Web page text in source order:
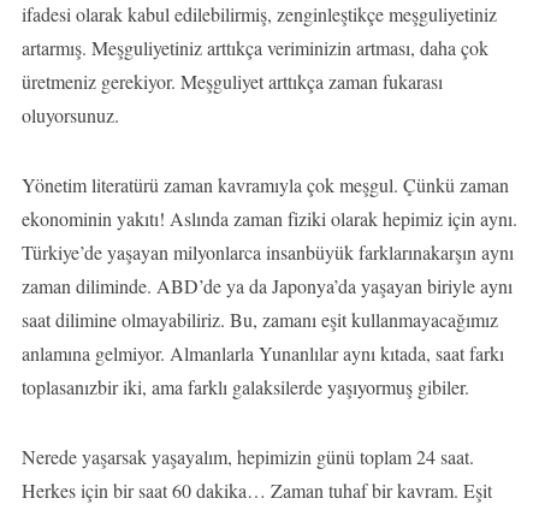
ifadesi olarak kabul edilebilirmiş, zenginleştikçe meşguliyetiniz
artarmış. Meşguliyetiniz arttıkça veriminizin artması, daha çok
üretmeniz gerekiyor. Meşguliyet arttıkça zaman fukarası
oluyorsunuz.
Yönetim literatürü zaman kavramıyla çok meşgul. Çünkü zaman
ekonominin yakıtı! Aslında zaman fiziki olarak hepimiz için aynı.
Türkiye’de yaşayan milyonlarca insanbüyük farklarınakarşın aynı
zaman diliminde. ABD’de ya da Japonya’da yaşayan biriyle aynı
saat dilimine olmayabiliriz. Bu, zamanı eşit kullanmayacağımız
anlamına gelmiyor. Almanlarla Yunanlılar aynı kıtada, saat farkı
toplasanızbir iki, ama farklı galaksilerde yaşıyormuş gibiler.
Nerede yaşarsak yaşayalım, hepimizin günü toplam 24 saat.
Herkes için bir saat 60 dakika… Zaman tuhaf bir kavram. Eşit